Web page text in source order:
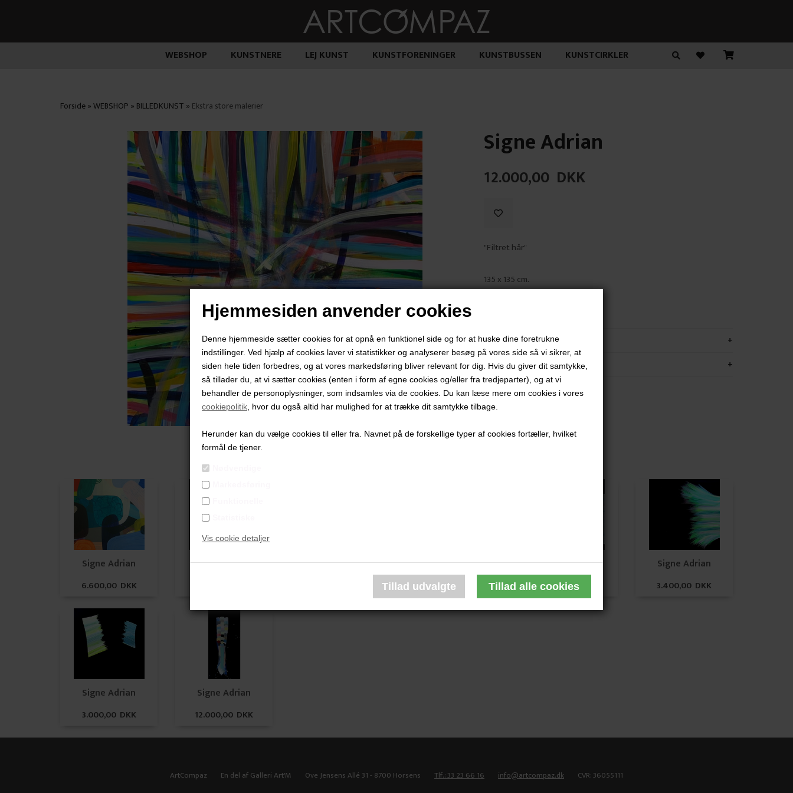
Hjemmesiden anvender cookies
Denne hjemmeside sætter cookies for at opnå en funktionel side og for at huske dine foretrukne
indstillinger. Ved hjælp af cookies laver vi statistikker og analyserer besøg på vores side så vi sikrer, at
siden hele tiden forbedres, og at vores markedsføring bliver relevant for dig. Hvis du giver dit samtykke,
så tillader du, at vi sætter cookies (enten i form af egne cookies og/eller fra tredjeparter), og at vi
behandler de personoplysninger, som indsamles via de cookies. Du kan læse mere om cookies i vores
cookiepolitik , hvor du også altid har mulighed for at trække dit samtykke tilbage.
Herunder kan du vælge cookies til eller fra. Navnet på de forskellige typer af cookies fortæller, hvilket
formål de tjener.
Vis cookie detaljer
WEBSHOP KUNSTNERE LEJ KUNST KUNSTFORENINGER KUNSTBUSSEN KUNSTCIRKLER
Forside»WEBSHOP » BILLEDKUNST » Ekstra store malerier
Signe Adrian
12.000,00DKK
"Filtret hår"
​135 x 135 cm.
PRODUKTBESKRIVELSE
PRODUKTINFORMATION
Signe Adrian
6.600,00 DKK
Signe Adrian Signe Adrian Signe Adrian
3.800,00 DKK
Signe Adrian
3.800,00 DKK
Signe Adrian
3.400,00 DKK
Signe Adrian
3.000,00 DKK
Signe Adrian
12.000,00 DKK
ArtCompaz En del af Galleri Art'M Ove Jensens Allé 31 - 8700 Horsens Tlf.: 33 23 66 16 info@artcompaz.dk CVR: 36055111